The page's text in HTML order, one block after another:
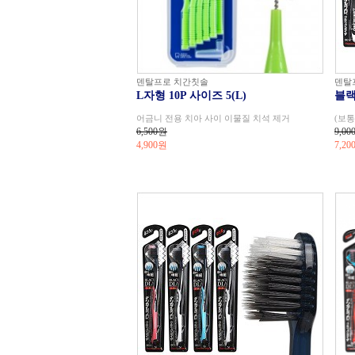
덴탈프로 치간칫솔
L자형 10P 사이즈 5(L)
어금니 전용 치아 사이 이물질 치석 제거
6,500원
4,900원
덴탈
블
(보
7,200